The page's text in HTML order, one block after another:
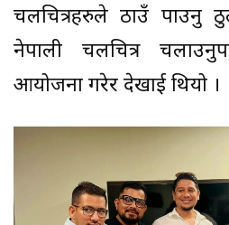
चलचित्रहरुले ठाउँ पाउनु
नेपाली चलचित्र
आयोजना गरेर देखाई थियो ।